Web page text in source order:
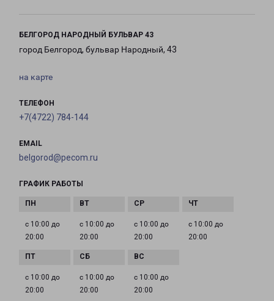
БЕЛГОРОД НАРОДНЫЙ БУЛЬВАР 43
город Белгород, бульвар Народный, 43
на карте
ТЕЛЕФОН
+7(4722) 784-144
EMAIL
belgorod@pecom.ru
ГРАФИК РАБОТЫ
с 10:00 до
20:00
с 10:00 до
20:00
с 10:00 до
20:00
с 10:00 до
20:00
с 10:00 до
20:00
с 10:00 до
20:00
с 10:00 до
20:00